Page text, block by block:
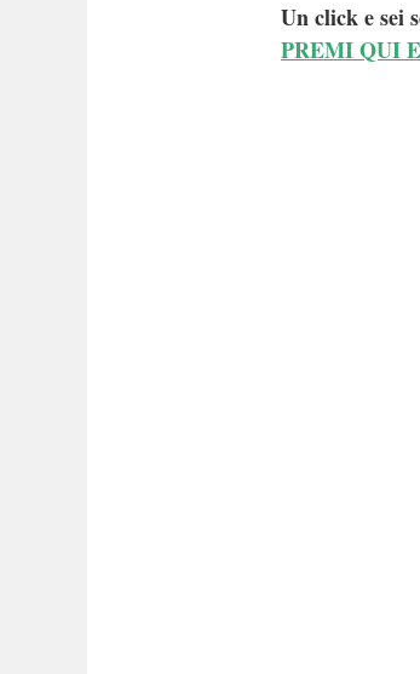
Un click e sei
PREMI QUI